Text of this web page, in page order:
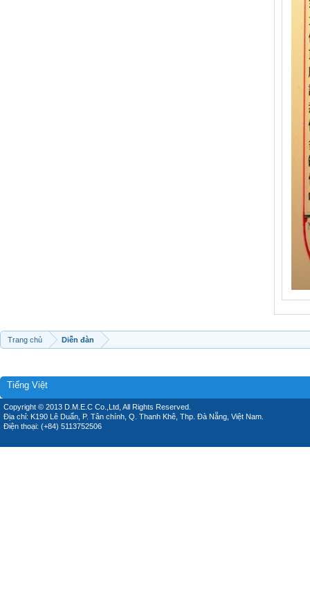
Trang chủ Diễn đàn
Tiếng Việt
Copyright © 2013 D.M.E.C Co.,Ltd, All Rights Reserved.
Địa chỉ: K190 Lê Duẩn, P. Tân chính, Q. Thanh Khê, Thp. Đà Nẵng, Việt Nam.
Điện thoại: (+84) 5113752506